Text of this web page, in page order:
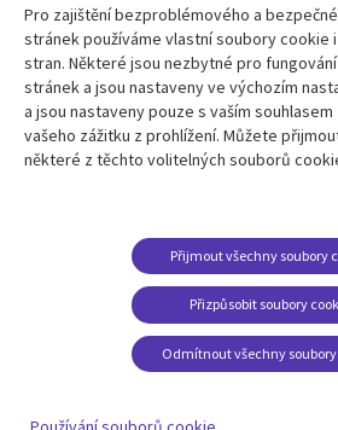
Resource center
Library
REPUBLIC
Articles
Social
Media
CZECH
REPUBLIC
Pro zajištění bezproblémového a
stránek používáme vlastní soubory
stran. Některé jsou nezbytné pro
stránek a jsou nastaveny ve výchozím
a jsou nastaveny pouze s vaším
vašeho zážitku z prohlížení. Můžete
některé z těchto volitelných souborů
Přizpůsobit soubory
Přijmout všechny soubory
Odmítnout všechny